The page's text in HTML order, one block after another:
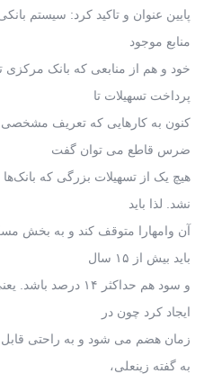
پایین عنوان و تاکید کرد: سیستم
منابع موجود
خود و هم از منابعی که بانک مرکزی
پرداخت تسهیلات تا
کنون به کارهایی که تعریف مشخصی
ضرس قاطع می توان گفت
هیچ یک از تسهیلات بزرگی که بانک‌ها
نشد. لذا باید
آن وامهارا متوقف کند و به بخش
باید بیش از ۱۵ سال
و سود هم حداکثر ۱۴
ایجاد کرد چون در
زمان هضم می شود و به راحتی قابل
به گفته زینعلی،